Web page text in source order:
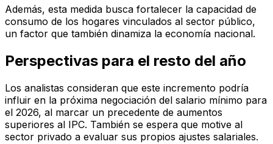
Además, esta medida busca fortalecer la capacidad de
consumo de los hogares vinculados al sector público,
un factor que también dinamiza la economía nacional.
Perspectivas para el resto del año
Los analistas consideran que este incremento podría
influir en la próxima negociación del salario mínimo para
el 2026, al marcar un precedente de aumentos
superiores al IPC. También se espera que motive al
sector privado a evaluar sus propios ajustes salariales.